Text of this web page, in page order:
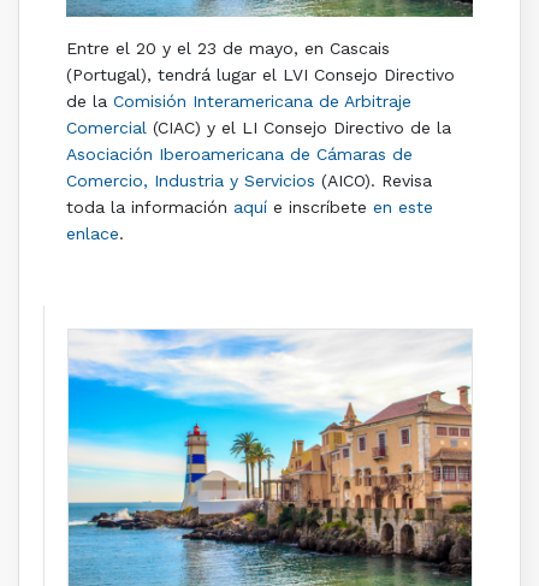
Entre el 20 y el 23 de mayo, en Cascais
(Portugal), tendrá lugar el LVI Consejo Directivo
de la Comisión Interamericana de Arbitraje
Comercial (CIAC) y el LI Consejo Directivo de la
Asociación Iberoamericana de Cámaras de
Comercio, Industria y Servicios (AICO). Revisa
toda la información aquíe inscríbete en este
enlace.